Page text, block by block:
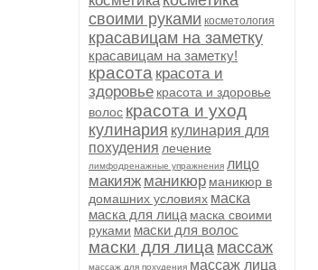
своими руками косметология
красавицам на заметку
красавицам на заметку!
красота красота и
здоровье красота и здоровье
волос красота и уход
кулинария кулинария для
похудения лечение
лимфодренажные упражнения лицо
макияж маникюр маникюр в
домашних условиях маска
маска для лица маска своими
руками маски для волос
маски для лица массаж
массаж для похудения массаж лица